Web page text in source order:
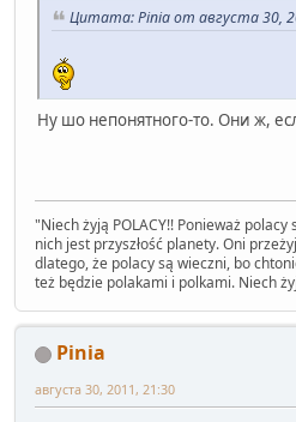
Цитата: Pinia от августа 30,
Ну шо непонятного-то. Они ж,
" Niech żyją POLACY!! Ponieważ
nich jest przyszłość planety. Oni
dlatego, że polacy są wieczni, bo
też będzie polakami i polkami. Niech
Pinia
августа 30, 2011, 21:30